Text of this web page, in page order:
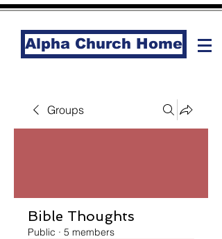
Alpha Church Home
Groups
Bible Thoughts
Public · 5 members